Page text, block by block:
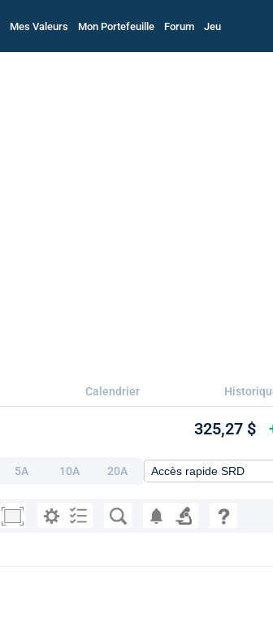
Mes Valeurs Mon Portefeuille Forum Jeu
Calendrier
325,27 $
5A 10A 20A